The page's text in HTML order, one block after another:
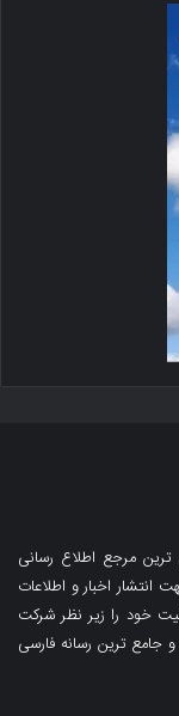
ترین مرجع اطلاع رسانی
قبرس فعالیت خود را از سال 2014 در جهت انتشار اخبار و اطلاعات
مختلف آغاز کرده و از آغاز سال 2019 فعالیت خود را زیر نظر شرکت
جامع ترین رسانه فارسی